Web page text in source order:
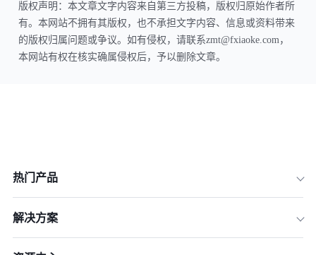
版权声明：本文章文字内容来自第三方投稿，版权归原始作者所
有。本网站不拥有其版权，也不承担文字内容、信息或资料带来
的版权归属问题或争议。如有侵权，请联系zmt@fxiaoke.com，
本网站有权在核实确属侵权后，予以删除文章。
热门产品
解决方案